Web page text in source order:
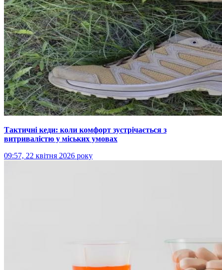
Тактичні кеди: коли комфорт зустрічається з
витривалістю у міських умовах
09:57, 22 квітня 2026 року